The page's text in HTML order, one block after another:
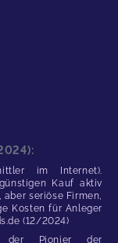
im Internet).
Kauf aktiv
aber seriöse Firmen,
Kosten für Anleger
(12/2024)
der Pionier der